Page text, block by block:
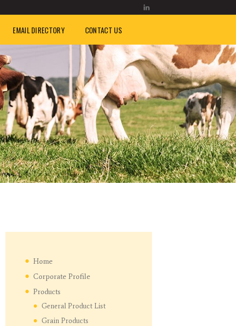
EMAIL DIRECTORY CONTACT US
Home
Corporate Profile
Products
General Product List
Grain Products